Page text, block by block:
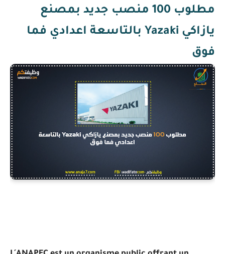
مطلوب 100 منصب جديد بمصنع
يازاكي Yazaki بالتاسعة اعدادي فما
فوق